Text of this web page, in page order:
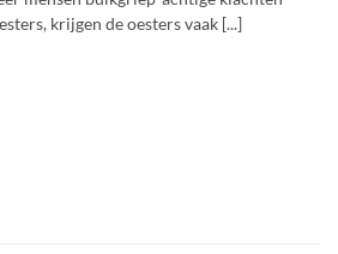
krijgen de oesters vaak [...]